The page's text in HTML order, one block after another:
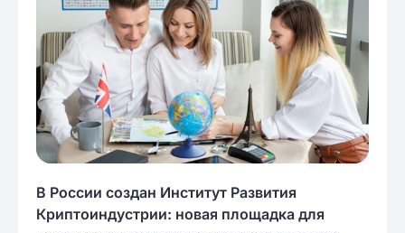
В России создан Институт Развития
Криптоиндустрии: новая площадка для